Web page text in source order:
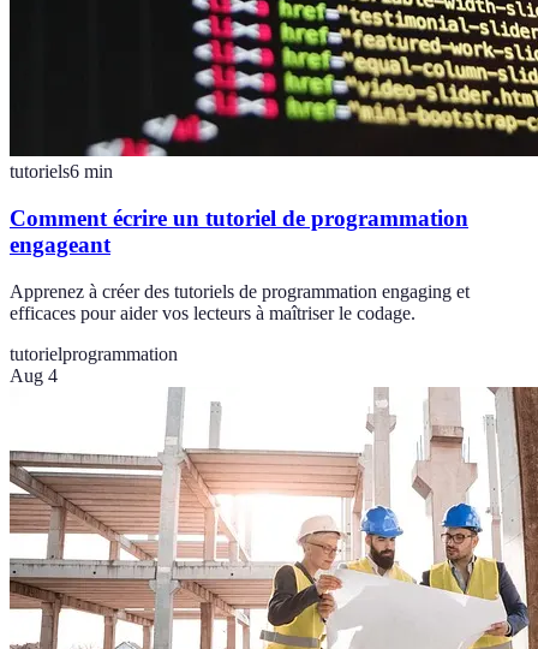
tutoriels6 min
Comment écrire un tutoriel de programmation
engageant
Apprenez à créer des tutoriels de programmation engaging et
efficaces pour aider vos lecteurs à maîtriser le codage.
tutorielprogrammation
Aug 4